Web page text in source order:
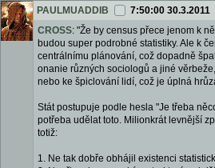
PAULMUADDIB
7:50:00 30.3.2011
CROSS: "Že by census přece jenom k
budou super podrobné statistiky. Ale k
centrálnímu plánování, což dopadně
onanie různých sociologů a jiné
nebo ke špiclování lidí, což je úplná
Stát postupuje podle hesla "Je třeba
potřeba udělat toto. Milionkrát levnější
totiž:
1. Ne tak dobře obhájil existenci